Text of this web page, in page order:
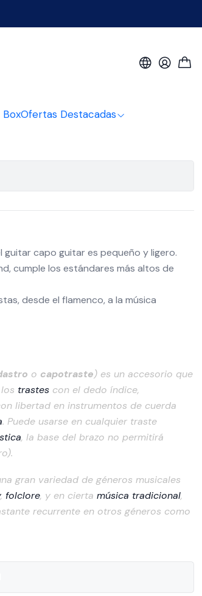
Ofertas Destacadas
Magnesio
guitar capo guitar es pequeño y ligero.
cumple los estándares más altos de
desde el flamenco, a la música
o capotraste) es un accesorio que
trastes con el dedo índice,
libertad en instrumentos de cuerda
. Puede usarse en cualquier traste
, la base del brazo no permitirá
gran variedad de géneros musicales
, folclore, y en cierta música tradicional,
recurrente en otros géneros como